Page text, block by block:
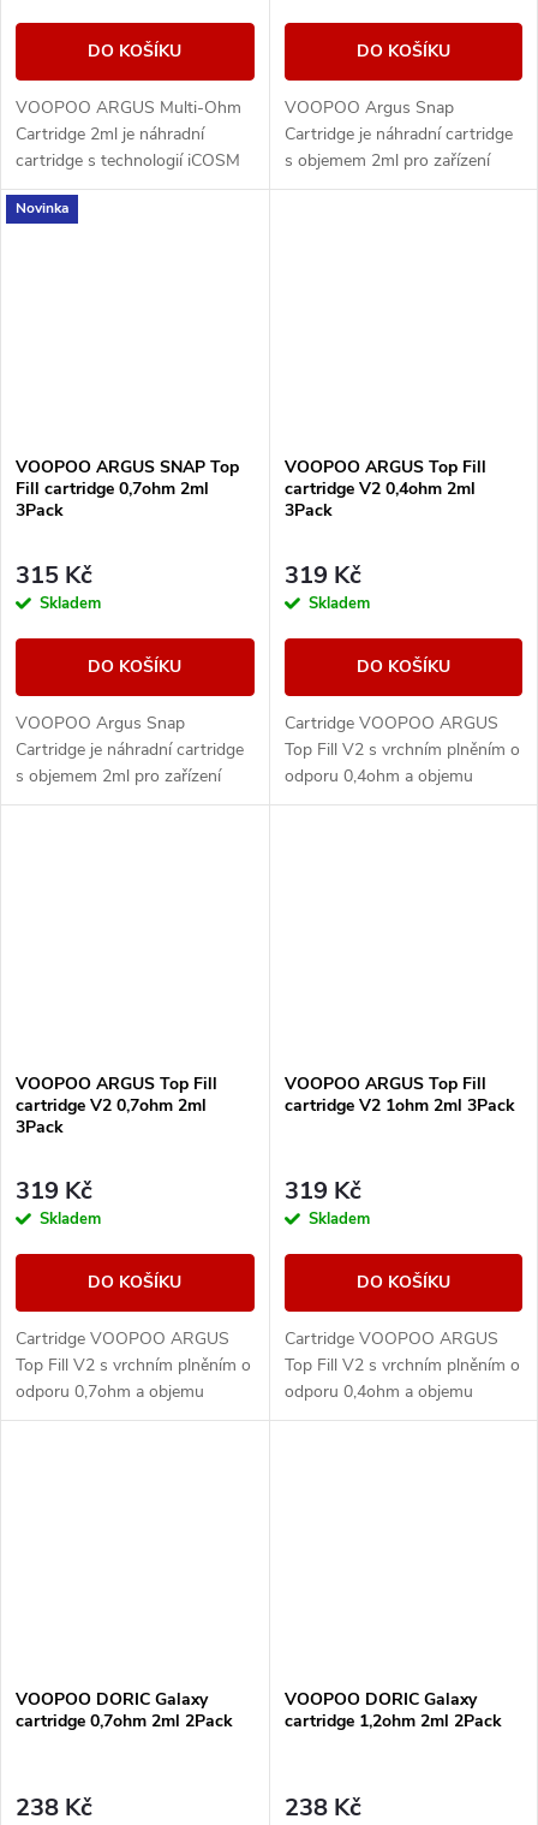
DO KOŠÍKU
VOOPOO ARGUS Multi-Ohm
Cartridge 2ml je náhradní
cartridge s technologií iCOSM
CODE 2.0, která umožňuje
přepínání mezi odpory 0.4Ω,
DO KOŠÍKU
VOOPOO Argus Snap
Cartridge je náhradní cartridge
s objemem 2ml pro zařízení
řady ARGUS Pod Family. Nabízí
Novinka
VOOPOO ARGUS SNAP Top
Fill cartridge 0,7ohm 2ml
3Pack
315 Kč
Skladem
DO KOŠÍKU
VOOPOO Argus Snap
Cartridge je náhradní cartridge
s objemem 2ml pro zařízení
řady ARGUS Pod Family. Nabízí
VOOPOO ARGUS Top Fill
cartridge V2 0,4ohm 2ml
3Pack
319 Kč
Skladem
DO KOŠÍKU
Cartridge VOOPOO ARGUS
Top Fill V2 s vrchním plněním o
odporu 0,4ohm a objemu
nádržky 2ml s technologií
VOOPOO ARGUS Top Fill
cartridge V2 0,7ohm 2ml
3Pack
319 Kč
Skladem
DO KOŠÍKU
Cartridge VOOPOO ARGUS
Top Fill V2 s vrchním plněním o
odporu 0,7ohm a objemu
nádržky 2ml s technologií
VOOPOO ARGUS Top Fill
cartridge V2 1ohm 2ml 3Pack
319 Kč
Skladem
DO KOŠÍKU
Cartridge VOOPOO ARGUS
Top Fill V2 s vrchním plněním o
odporu 0,4ohm a objemu
nádržky 2ml s technologií
VOOPOO DORIC Galaxy
cartridge 0,7ohm 2ml 2Pack
238 Kč
VOOPOO DORIC Galaxy
cartridge 1,2ohm 2ml 2Pack
238 Kč